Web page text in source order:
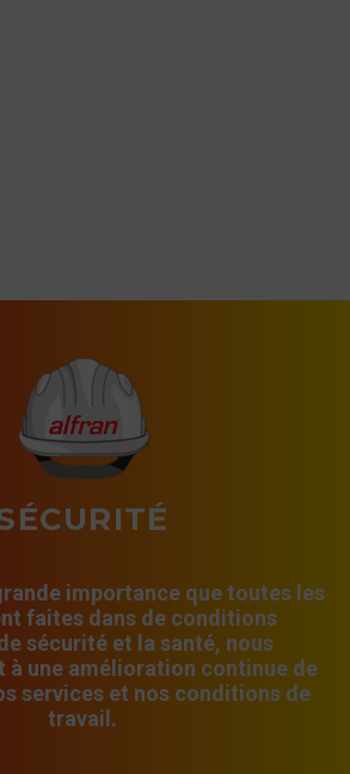
importance que toutes les
faites dans de conditions
sécurité et la santé, nous
une amélioration continue de
services et nos conditions de
travail.